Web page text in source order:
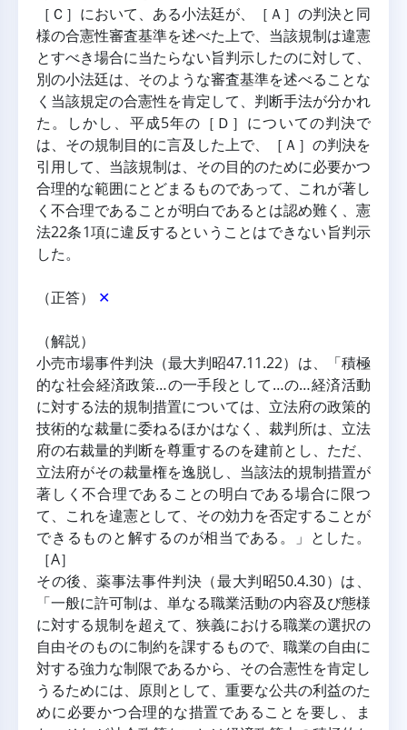
［Ｃ］において、ある小法廷が、［Ａ］の判決と同
様の合憲性審査基準を述べた上で、当該規制は違憲
とすべき場合に当たらない旨判示したのに対して、
別の小法廷は、そのような審査基準を述べることな
く当該規定の合憲性を肯定して、判断手法が分かれ
た。しかし、平成5年の［Ｄ］についての判決で
は、その規制目的に言及した上で、［Ａ］の判決を
引用して、当該規制は、その目的のために必要かつ
合理的な範囲にとどまるものであって、これが著し
く不合理であることが明白であるとは認め難く、憲
法22条1項に違反するということはできない旨判示
した。
（正答） ✕
（解説）
小売市場事件判決（最大判昭47.11.22）は、「積極
的な社会経済政策…の一手段として…の…経済活動
に対する法的規制措置については、立法府の政策的
技術的な裁量に委ねるほかはなく、裁判所は、立法
府の右裁量的判断を尊重するのを建前とし、ただ、
立法府がその裁量権を逸脱し、当該法的規制措置が
著しく不合理であることの明白である場合に限つ
て、これを違憲として、その効力を否定することが
できるものと解するのが相当である。」とした。
［A］
その後、薬事法事件判決（最大判昭50.4.30）は、
「一般に許可制は、単なる職業活動の内容及び態様
に対する規制を超えて、狭義における職業の選択の
自由そのものに制約を課するもので、職業の自由に
対する強力な制限であるから、その合憲性を肯定し
うるためには、原則として、重要な公共の利益のた
めに必要かつ合理的な措置であることを要し、ま